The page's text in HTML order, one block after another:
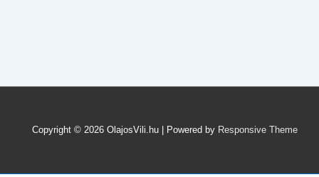
Copyright © 2026 OlajosVili.hu | Powered by Responsive Theme